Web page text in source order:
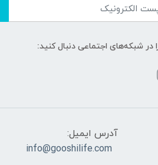
در شبکه‌های اجتماعی دنبال کنید:
آدرس ایمیل:
info@gooshilife.com